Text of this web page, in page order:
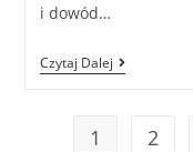
i dowód…
Czytaj Dalej
1 2